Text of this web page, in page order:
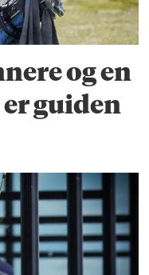
og en
guiden